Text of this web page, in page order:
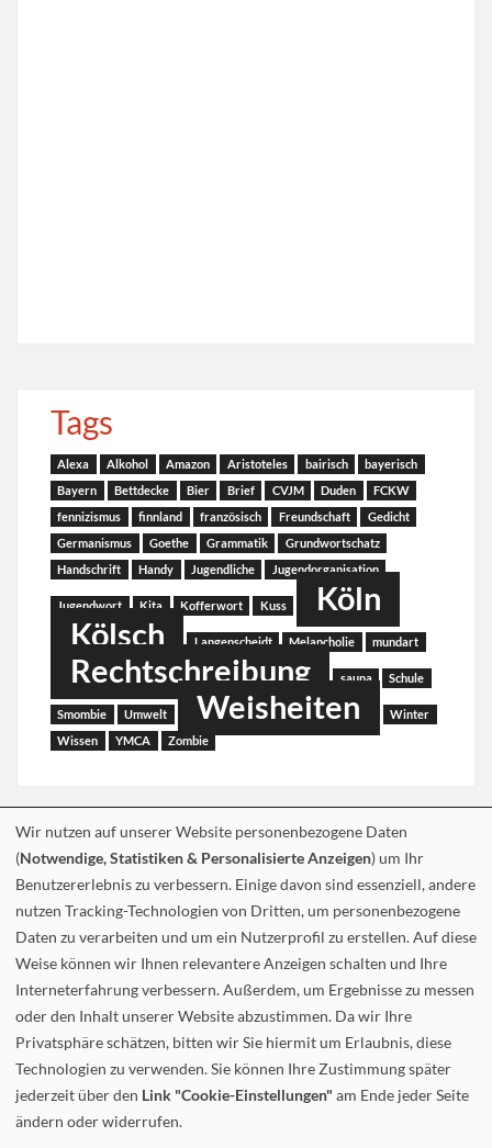
Tags
Alexa Alkohol Amazon Aristoteles bairisch
bayerisch
Bayern
Bettdecke Bier Brief CVJM Duden
FCKW
fennizismus
finnland französisch Freundschaft
Gedicht
Germanismus
Goethe Grammatik
Grundwortschatz
Handschrift
Handy Jugendliche Jugendorganisation
Jugendwort Kita Kofferwort Kuss
Köln
Kölsch
Langenscheidt Melancholie mundart
Rechtschreibung sauna Schule
Smombie Umwelt Weisheiten
Winter
Wissen
YMCA Zombie
Wir nutzen auf unserer Website personenbezogene Daten
(Notwendige, Statistiken & Personalisierte Anzeigen) um Ihr
Benutzererlebnis zu verbessern. Einige davon sind essenziell, andere
nutzen Tracking-Technologien von Dritten, um personenbezogene
Daten zu verarbeiten und um ein Nutzerprofil zu erstellen. Auf diese
Weise können wir Ihnen relevantere Anzeigen schalten und Ihre
Interneterfahrung verbessern. Außerdem, um Ergebnisse zu messen
oder den Inhalt unserer Website abzustimmen. Da wir Ihre
Privatsphäre schätzen, bitten wir Sie hiermit um Erlaubnis, diese
Technologien zu verwenden. Sie können Ihre Zustimmung später
jederzeit über den Link "Cookie-Einstellungen" am Ende jeder Seite
ändern oder widerrufen.